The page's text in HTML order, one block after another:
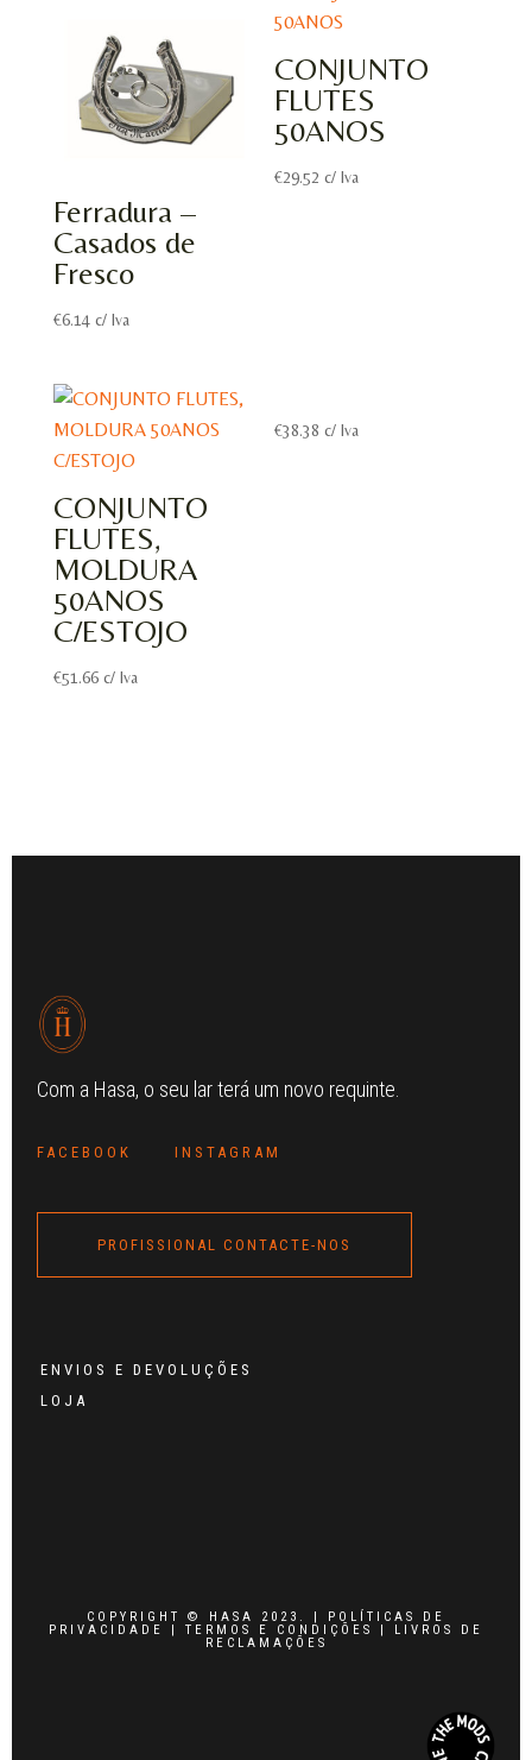
Ferradura –
Casados de
Fresco
€6.14 c/ Iva
CONJUNTO
FLUTES
50ANOS
€29.52 c/ Iva
CONJUNTO
FLUTES,
MOLDURA
50ANOS
C/ESTOJO
€51.66 c/ Iva
€38.38 c/ Iva
Com a Hasa, o seu lar terá um novo requinte.
FACEBOOK INSTAGRAM
PROFISSIONAL CONTACTE-NOS
ENVIOS E DEVOLUÇÕES
LOJA
COPYRIGHT © HASA 2023. |
POLÍTICAS DE
PRIVACIDADE
TERMOS E CONDIÇÕES
LIVROS DE
RECLAMAÇÕES